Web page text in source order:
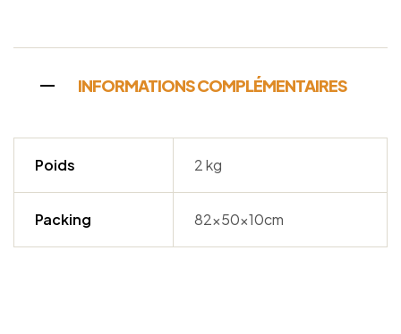
INFORMATIONS COMPLÉMENTAIRES
Poids 2 kg
Packing 82x50x10cm